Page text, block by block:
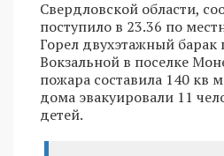
Свердловской области,
поступило в 23.36 по
Горел двухэтажный барак
Вокзальной в поселке
пожара составила 140 кв
дома эвакуировали 11
детей.